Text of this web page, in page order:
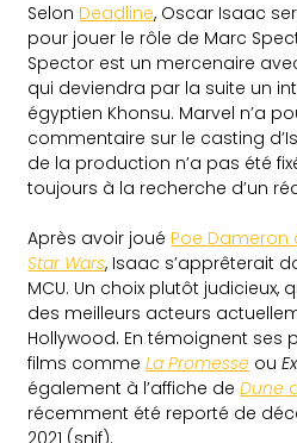
Selon Deadline, Oscar Isaac
pour jouer le rôle de Marc
Spector est un mercenaire
qui deviendra par la suite un
égyptien Khonsu. Marvel n’a
commentaire sur le casting
de la production n’a pas été
toujours à la recherche d’un
Après avoir joué Poe Dameron
Star Wars, Isaac s’apprêterait
MCU. Un choix plutôt judicieux,
des meilleurs acteurs
Hollywood. En témoignent ses
films commeLa Promesse ou
également à l’affiche deDune
récemment été reporté de